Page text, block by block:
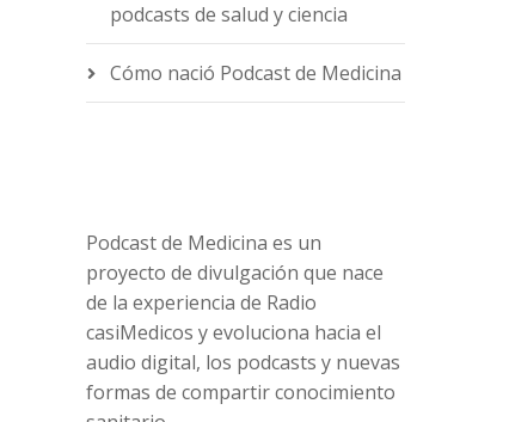
podcasts de salud y ciencia
Cómo nació Podcast de Medicina
Podcast de Medicina es un
proyecto de divulgación que nace
de la experiencia de Radio
casiMedicos y evoluciona hacia el
audio digital, los podcasts y nuevas
formas de compartir conocimiento